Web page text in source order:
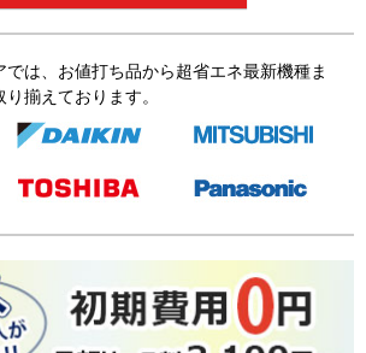
は、お値打ち品から超省エネ最新機種ま
揃えております。